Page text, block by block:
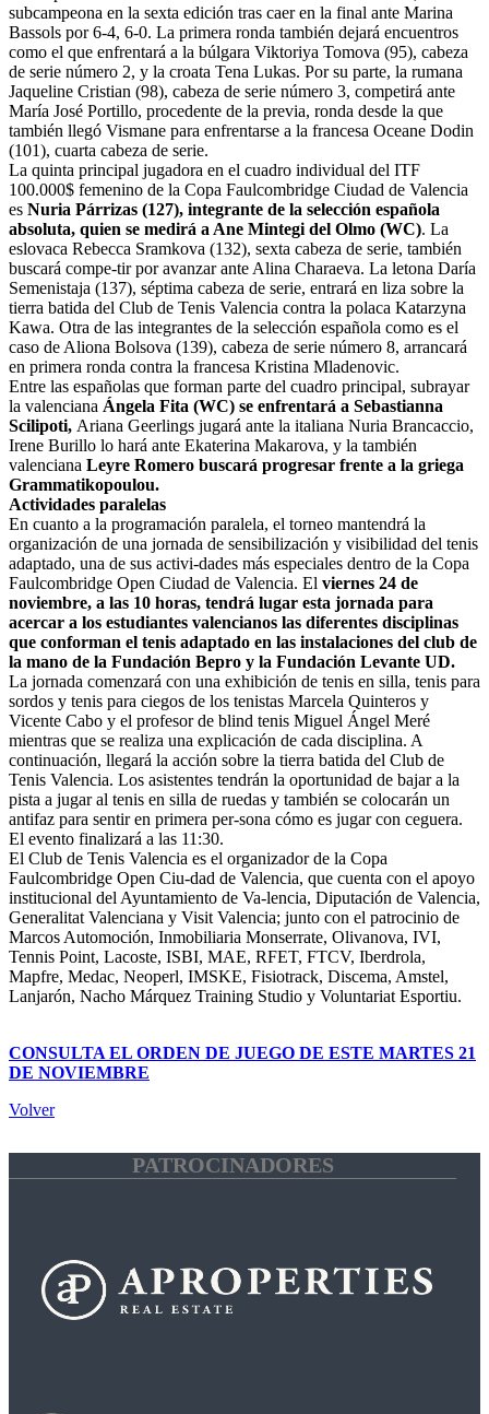
subcampeona en la sexta edición tras caer en la final ante Marina
Bassols por 6-4, 6-0. La primera ronda también dejará encuentros
como el que enfrentará a la búlgara Viktoriya Tomova (95), cabeza
de serie número 2, y la croata Tena Lukas. Por su parte, la rumana
Jaqueline Cristian (98), cabeza de serie número 3, competirá ante
María José Portillo, procedente de la previa, ronda desde la que
también llegó Vismane para enfrentarse a la francesa Oceane Dodin
(101), cuarta cabeza de serie.
La quinta principal jugadora en el cuadro individual del ITF
100.000$ femenino de la Copa Faulcombridge Ciudad de Valencia
es Nuria Párrizas (127), integrante de la selección española
absoluta, quien se medirá a Ane Mintegi del Olmo (WC). La
eslovaca Rebecca Sramkova (132), sexta cabeza de serie, también
buscará compe-tir por avanzar ante Alina Charaeva. La letona Daría
Semenistaja (137), séptima cabeza de serie, entrará en liza sobre la
tierra batida del Club de Tenis Valencia contra la polaca Katarzyna
Kawa. Otra de las integrantes de la selección española como es el
caso de Aliona Bolsova (139), cabeza de serie número 8, arrancará
en primera ronda contra la francesa Kristina Mladenovic.
Entre las españolas que forman parte del cuadro principal, subrayar
la valenciana Ángela Fita (WC) se enfrentará a Sebastianna
Scilipoti, Ariana Geerlings jugará ante la italiana Nuria Brancaccio,
Irene Burillo lo hará ante Ekaterina Makarova, y la también
valenciana Leyre Romero buscará progresar frente a la griega
Grammatikopoulou.
Actividades paralelas
En cuanto a la programación paralela, el torneo mantendrá la
organización de una jornada de sensibilización y visibilidad del tenis
adaptado, una de sus activi-dades más especiales dentro de la Copa
Faulcombridge Open Ciudad de Valencia. El viernes 24 de
noviembre, a las 10 horas, tendrá lugar esta jornada para
acercar a los estudiantes valencianos las diferentes disciplinas
que conforman el tenis adaptado en las instalaciones del club de
la mano de la Fundación Bepro y la Fundación Levante UD.
La jornada comenzará con una exhibición de tenis en silla, tenis para
sordos y tenis para ciegos de los tenistas Marcela Quinteros y
Vicente Cabo y el profesor de blind tenis Miguel Ángel Meré
mientras que se realiza una explicación de cada disciplina. A
continuación, llegará la acción sobre la tierra batida del Club de
Tenis Valencia. Los asistentes tendrán la oportunidad de bajar a la
pista a jugar al tenis en silla de ruedas y también se colocarán un
antifaz para sentir en primera per-sona cómo es jugar con ceguera.
El evento finalizará a las 11:30.
El Club de Tenis Valencia es el organizador de la Copa
Faulcombridge Open Ciu-dad de Valencia, que cuenta con el apoyo
institucional del Ayuntamiento de Va-lencia, Diputación de Valencia,
Generalitat Valenciana y Visit Valencia; junto con el patrocinio de
Marcos Automoción, Inmobiliaria Monserrate, Olivanova, IVI,
Tennis Point, Lacoste, ISBI, MAE, RFET, FTCV, Iberdrola,
Mapfre, Medac, Neoperl, IMSKE, Fisiotrack, Discema, Amstel,
Lanjarón, Nacho Márquez Training Studio y Voluntariat Esportiu.
CONSULTA EL ORDEN DE JUEGO DE ESTE MARTES 21
DE NOVIEMBRE
Volver
PATROCINADORES